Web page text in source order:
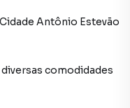
Antônio Estevão
diversas comodidades